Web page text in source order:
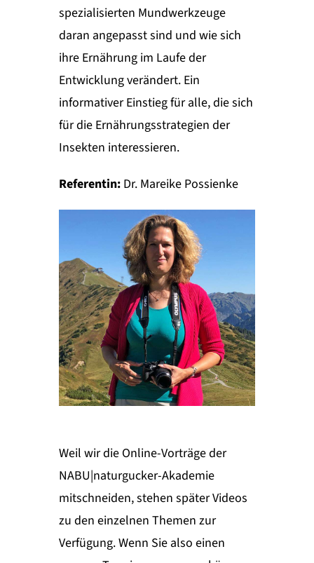
spezialisierten Mundwerkzeuge
daran angepasst sind und wie sich
ihre Ernährung im Laufe der
Entwicklung verändert. Ein
informativer Einstieg für alle, die sich
für die Ernährungsstrategien der
Insekten interessieren.
Referentin: Dr. Mareike Possienke
Weil wir die Online-Vorträge der
NABU|naturgucker-Akademie
mitschneiden, stehen später Videos
zu den einzelnen Themen zur
Verfügung. Wenn Sie also einen